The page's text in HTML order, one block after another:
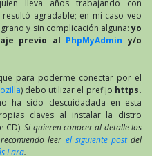
lleva años trabajando con
agradable; en mi caso veo
y sin complicación alguna:yo
previo al PhpMyAdmin y/o
para poderme conectar por el
) debo utilizar el prefijo https.
ha sido descuidadada en esta
claves al instalar la distro
CD).Si quieren conocer al detalle los
leer el siguiente postdel
Lara.